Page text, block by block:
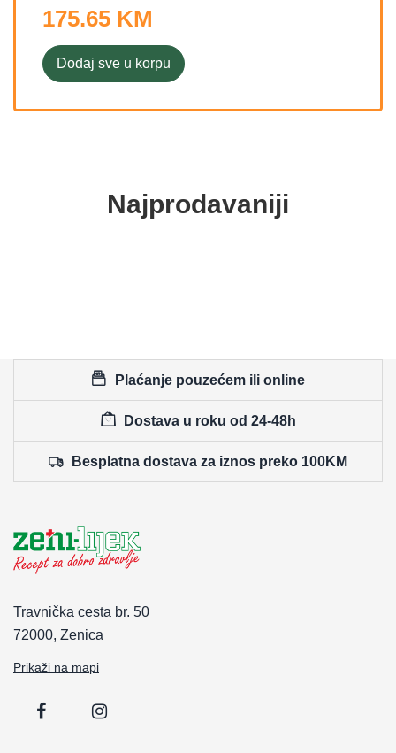
175.65 KM
Dodaj sve u korpu
Najprodavaniji
Plaćanje pouzećem ili online
Dostava u roku od 24-48h
Besplatna dostava za iznos preko 100KM
Travnička cesta br. 50
72000, Zenica
Prikaži na mapi